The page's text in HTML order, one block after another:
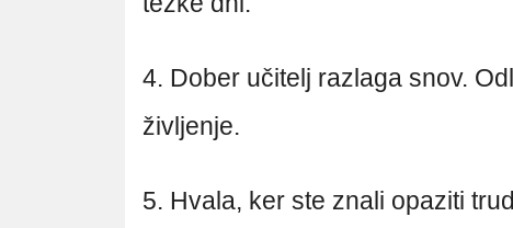
4. Dober učitelj razlaga snov.
življenje.
5. Hvala, ker ste znali opaziti